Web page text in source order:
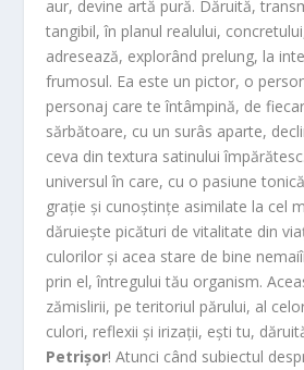
aur, devine artă pură. Dăruită,
tangibil, în planul realului,
adresează, explorând prelung, la
frumosul. Ea este un pictor, o
personaj care te întâmpină, de
sărbătoare, cu un surâs aparte,
ceva din textura satinului
universul în care, cu o pasiune
grație și cunoștințe asimilate la cel
dăruiește picături de vitalitate din
culorilor și acea stare de bine
prin el, întregului tău organism.
zămislirii, pe teritoriul părului, al
culori, reflexii și irizații, ești tu,
Petrișor! Atunci când subiectul